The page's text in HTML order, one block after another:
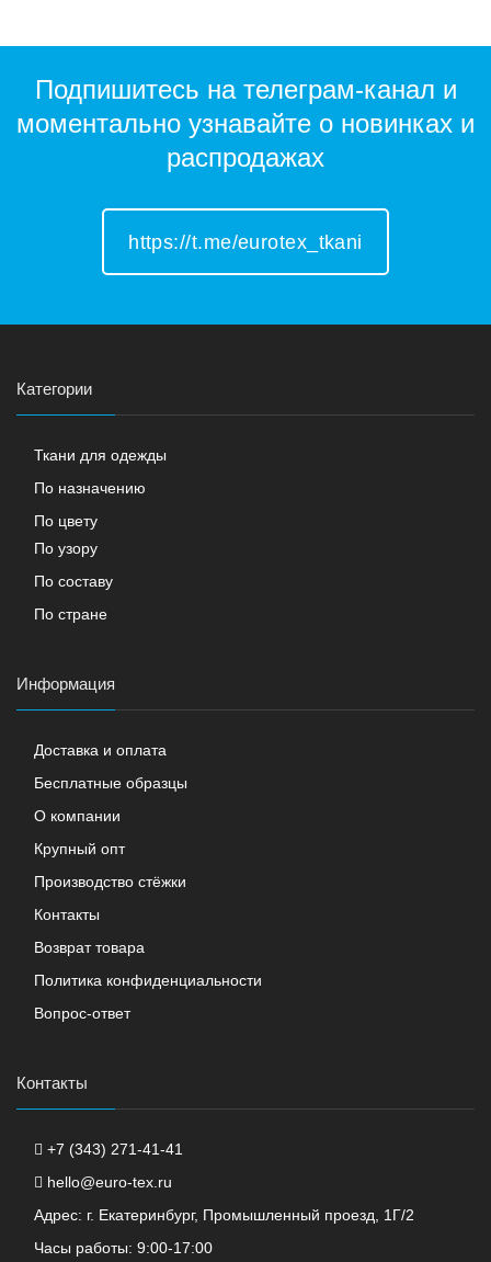
Подпишитесь на телеграм-канал и
моментально узнавайте о новинках и
распродажах
https://t.me/eurotex_tkani
Категории
Ткани для одежды
По назначению
По цвету
По узору
По составу
По стране
Информация
Доставка и оплата
Бесплатные образцы
О компании
Крупный опт
Производство стёжки
Контакты
Возврат товара
Политика конфиденциальности
Вопрос-ответ
Контакты
+7 (343) 271-41-41
hello@euro-tex.ru
Адрес: г. Екатеринбург, Промышленный проезд, 1Г/2
Часы работы: 9:00-17:00